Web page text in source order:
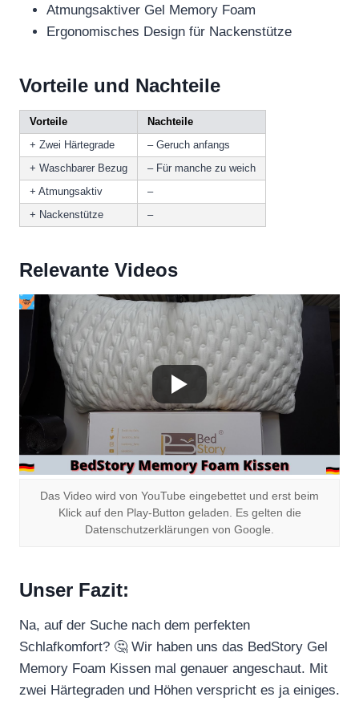
Atmungsaktiver Gel Memory Foam
Ergonomisches Design für Nackenstütze
Vorteile und Nachteile
Vorteile
Nachteile
+ Zwei Härtegrade
– Geruch anfangs
+ Waschbarer Bezug
– Für manche zu weich
+ Atmungsaktiv
–
+ Nackenstütze
–
Relevante Videos
Das Video wird von YouTube eingebettet und erst beim
Klick auf den Play-Button geladen. Es gelten die
Datenschutzerklärungen von Google.
Unser Fazit:
Na, auf der Suche nach dem perfekten
Schlafkomfort? 🤔 Wir haben uns das BedStory Gel
Memory Foam Kissen mal genauer angeschaut. Mit
zwei Härtegraden und Höhen verspricht es ja einiges.